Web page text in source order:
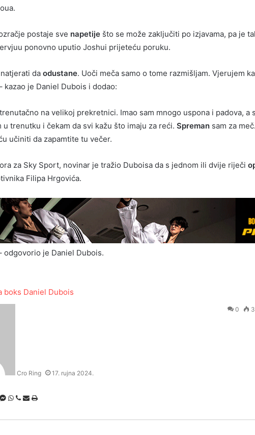
postaje sve napetije što se može zaključiti po izjavama, pa je
ponovno uputio Joshui prijeteću poruku.
da odustane. Uoči meča samo o tome razmišljam. Vjerujem
kazao je Daniel Dubois i dodao:
na velikoj prekretnici. Imao sam mnogo uspona i padova, a
u trenutku i čekam da svi kažu što imaju za reći. Spreman sam za
učiniti da zapamtite tu večer.
za Sky Sport, novinar je tražio Duboisa da s jednom ili dvije riječi
Filipa Hrgovića.
odgovorio je Daniel Dubois.
boks Daniel Dubois
Cro Ring 17. rujna 2024.
0
Messenger
Messenger
WhatsApp
ViberPodijeli
mailom
Ispis